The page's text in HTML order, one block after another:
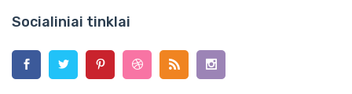
Socialiniai tinklai